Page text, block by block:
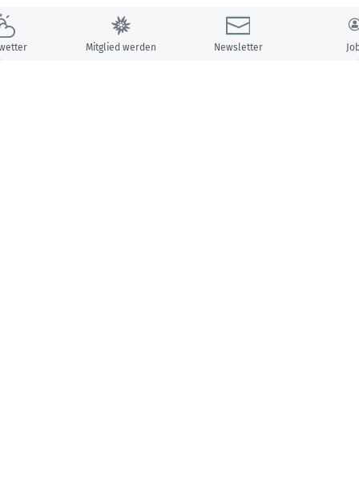
Mitglied werden Newsletter